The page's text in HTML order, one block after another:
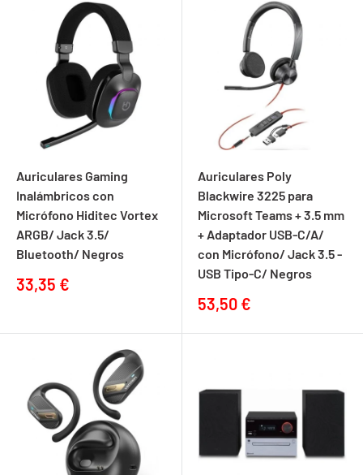
Auriculares Gaming
Inalámbricos con
Micrófono Hiditec Vortex
ARGB/ Jack 3.5/
Bluetooth/ Negros
Precio
33,35 €
Auriculares Poly
Blackwire 3225 para
Microsoft Teams + 3.5 mm
+ Adaptador USB-C/A/
con Micrófono/ Jack 3.5 -
USB Tipo-C/ Negros
Precio
venta
53,50 €